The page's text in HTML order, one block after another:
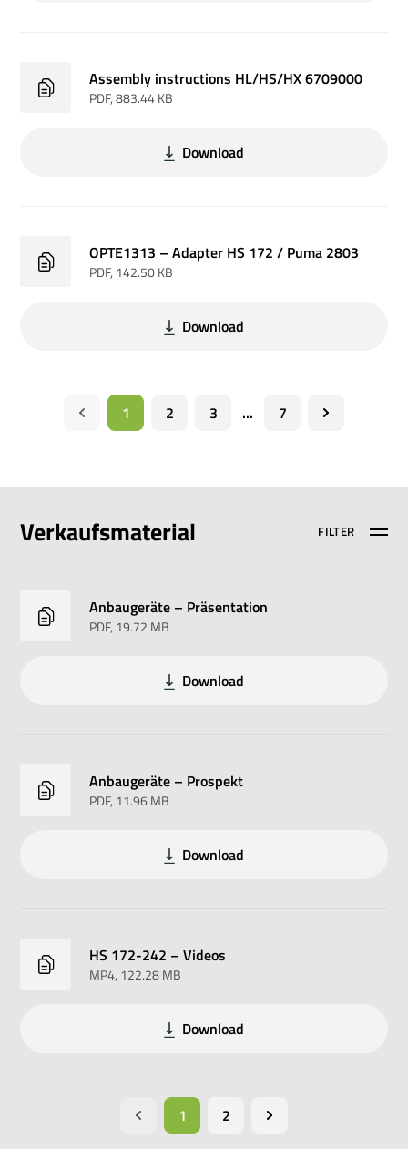
Assembly instructions HL/HS/HX 6709000
PDF, 883.44 KB
Download
OPTE1313 – Adapter HS 172 / Puma 2803
PDF, 142.50 KB
Download
1 2 3 ... 7
Verkaufsmaterial FILTER
Anbaugeräte – Präsentation
PDF, 19.72 MB
Download
Anbaugeräte – Prospekt
PDF, 11.96 MB
Download
HS 172-242 – Videos
MP4, 122.28 MB
Download
1 2